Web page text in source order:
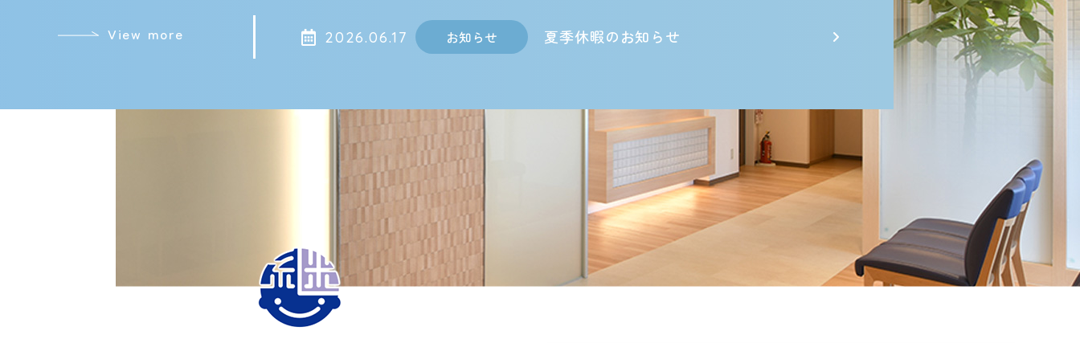
View more 2026.06.17 お知らせ 夏季休暇のお知らせ